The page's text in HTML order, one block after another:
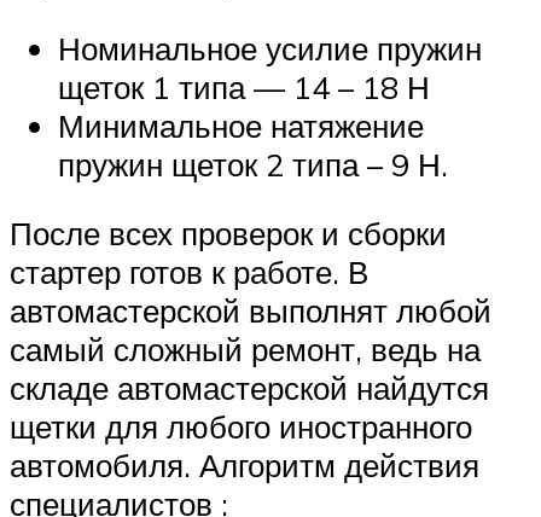
Номинальное усилие пружин
щеток 1 типа — 14 – 18 Н
Минимальное натяжение
пружин щеток 2 типа – 9 Н.
После всех проверок и сборки
стартер готов к работе. В
автомастерской выполнят любой
самый сложный ремонт, ведь на
складе автомастерской найдутся
щетки для любого иностранного
автомобиля. Алгоритм действия
специалистов :